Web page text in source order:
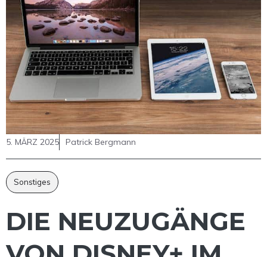
5. MÄRZ 2025 Patrick Bergmann
Sonstiges
DIE NEUZUGÄNGE